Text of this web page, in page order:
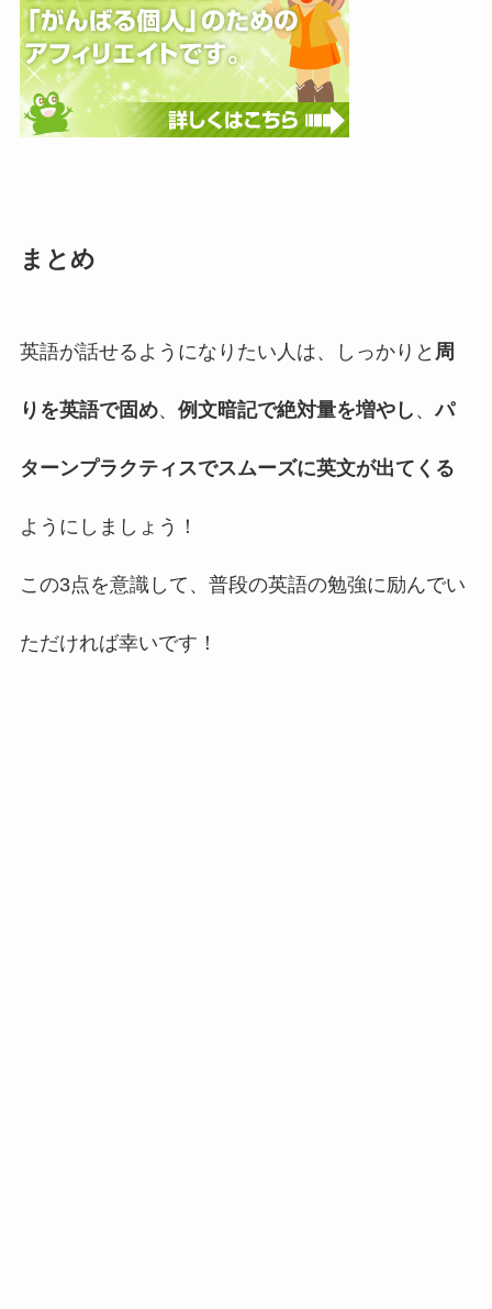
まとめ
英語が話せるようになりたい人は、しっかりと 周
りを英語で固め、 例文暗記で絶対量を増やし 、パ
ターンプラクティスでスムーズに英文が出てくる
ようにしましょう！
この3点を意識して、普段の英語の勉強に励んでい
ただければ幸いです！